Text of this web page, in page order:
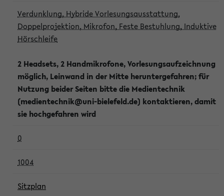
Verdunklung, Hybride Vorlesungsausstattung,
Doppelprojektion, Mikrofon, Feste Bestuhlung, Induktive
Hörschleife
2 Headsets, 2 Handmikrofone, Vorlesungsaufzeichnung
möglich, Leinwand in der Mitte heruntergefahren; für
Nutzung beider Seiten bitte die Medientechnik
(medientechnik@uni-bielefeld.de) kontaktieren, damit
sie hochgefahren wird
0
1004
Sitzplan